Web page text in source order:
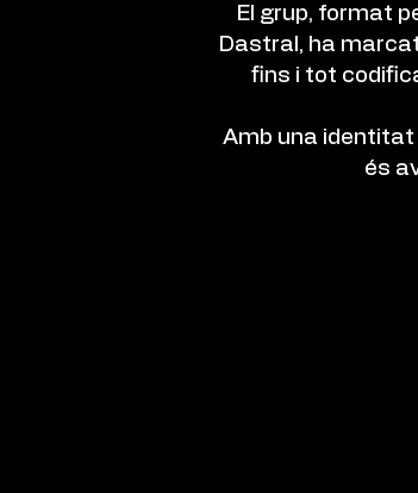
El grup, format
Dastral, ha
fins i tot
Amb una identitat
és